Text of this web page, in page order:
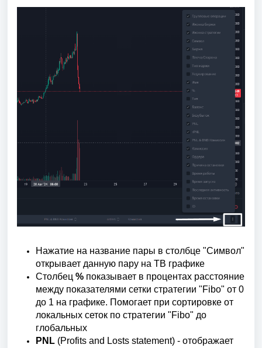
Нажатие на название пары в столбце "Символ"
открывает данную пару на ТВ графике
Столбец % показывает в процентах расстояние
между показателями сетки стратегии "Fibo" от 0
до 1 на графике. Помогает при сортировке от
локальных сеток по стратегии "Fibo" до
глобальных
PNL (Profits and Losts statement) - отображает